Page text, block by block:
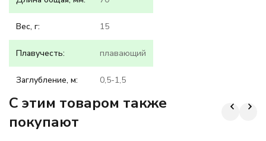
Вес, г: 15
Плавучесть: плавающий
Заглубление, м: 0,5-1,5
C этим товаром также
покупают